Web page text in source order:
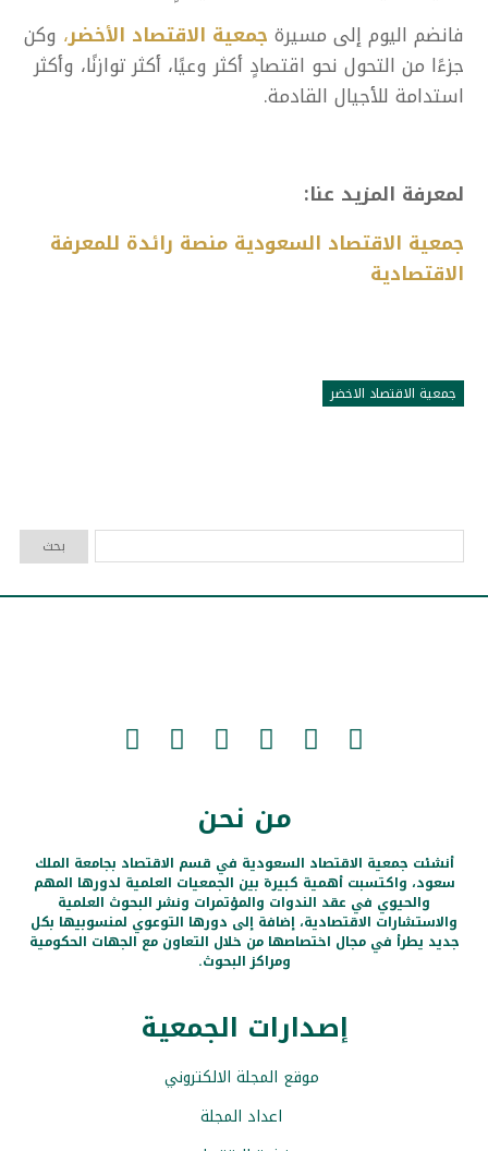
فانضم اليوم إلى مسيرة جمعية الاقتصاد الأخضر، وكن
جزءًا من التحول نحو اقتصادٍ أكثر وعيًا، أكثر توازنًا، وأكثر
استدامة للأجيال القادمة.
لمعرفة المزيد عنا:
جمعية الاقتصاد السعودية منصة رائدة للمعرفة
الاقتصادية
جمعية الاقتصاد الاخضر
من نحن
أنشئت جمعية الاقتصاد السعودية في قسم الاقتصاد بجامعة الملك
سعود، واكتسبت أهمية كبيرة بين الجمعيات العلمية لدورها المهم
والحيوي في عقد الندوات والمؤتمرات ونشر البحوث العلمية
والاستشارات الاقتصادية، إضافة إلى دورها التوعوي لمنسوبيها بكل
جديد يطرأ في مجال اختصاصها من خلال التعاون مع الجهات الحكومية
ومراكز البحوث.
إصدارات الجمعية
موقع المجلة الالكتروني
اعداد المجلة